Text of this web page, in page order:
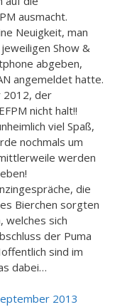
ausmacht.
Neuigkeit, man
Show &
abgeben,
angemeldet hatte.
2012, der
nicht halt!!
viel Spaß,
nochmals um
werden
die
Bierchen sorgten
sich
der Puma
sind im
dabei…
2013